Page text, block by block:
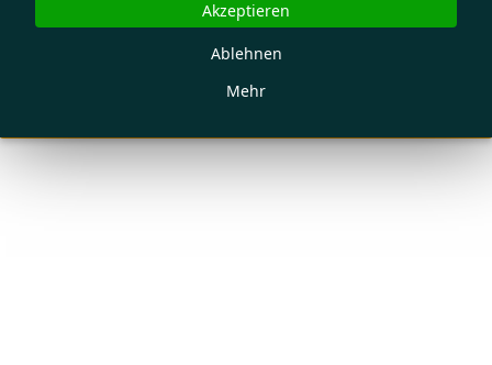
Mehr
Ablehnen
Akzeptieren